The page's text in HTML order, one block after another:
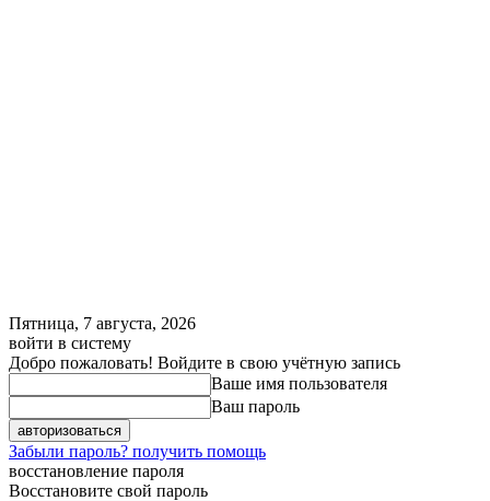
Пятница, 7 августа, 2026
войти в систему
Добро пожаловать! Войдите в свою учётную запись
Ваше имя пользователя
Ваш пароль
Забыли пароль? получить помощь
восстановление пароля
Восстановите свой пароль